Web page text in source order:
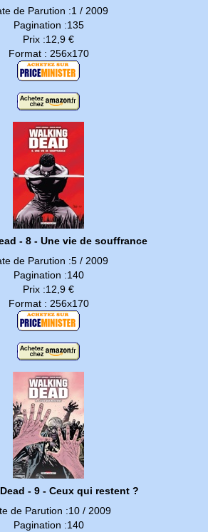
de Parution :1 / 2009
Pagination :135
Prix :12,9 €
Format : 256x170
- 8 - Une vie de souffrance
de Parution :5 / 2009
Pagination :140
Prix :12,9 €
Format : 256x170
- 9 - Ceux qui restent ?
de Parution :10 / 2009
Pagination :140